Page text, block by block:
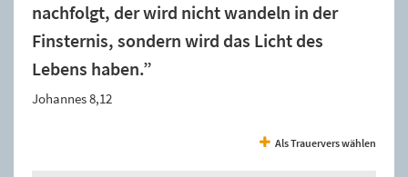
nachfolgt, der wird nicht wandeln in der
Finsternis, sondern wird das Licht des
Lebens haben.”
Johannes 8,12
Als Trauervers wählen